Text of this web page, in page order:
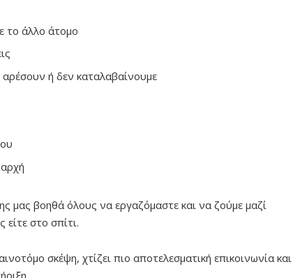
το άλλο άτομο
ή δεν καταλαβαίνουμε
μας βοηθά όλους να εργαζόμαστε και να ζούμε μαζί
στο σπίτι.
σκέψη, χτίζει πιο αποτελεσματική επικοινωνία και